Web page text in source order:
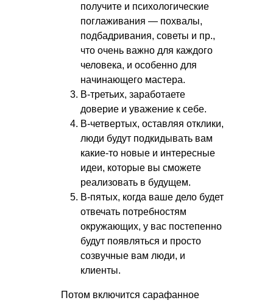
получите и психологические
поглаживания — похвалы,
подбадривания, советы и пр.,
что очень важно для каждого
человека, и особенно для
начинающего мастера.
В-третьих, заработаете
доверие и уважение к себе.
В-четвертых, оставляя отклики,
люди будут подкидывать вам
какие-то новые и интересные
идеи, которые вы сможете
реализовать в будущем.
В-пятых, когда ваше дело будет
отвечать потребностям
окружающих, у вас постепенно
будут появляться и просто
созвучные вам люди, и
клиенты.
Потом включится сарафанное